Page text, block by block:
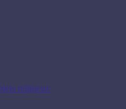
religieux